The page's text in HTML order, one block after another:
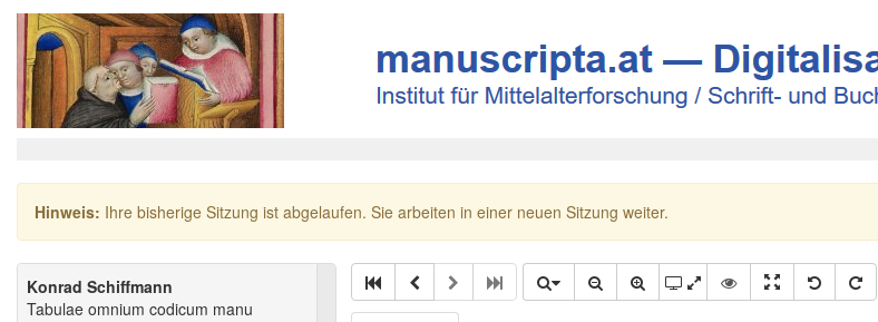
Hinweis: Ihre bisherige Sitzung ist abgelaufen. Sie arbeiten in einer neuen Sitzung weiter.
Konrad Schiffmann
Tabulae omnium codicum manu